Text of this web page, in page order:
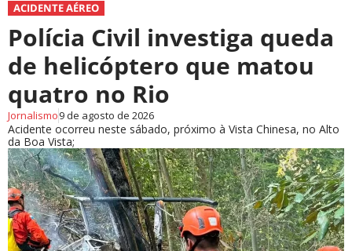
ACIDENTE AÉREO
Polícia Civil investiga queda
de helicóptero que matou
quatro no Rio
Jornalismo9 de agosto de 2026
Acidente ocorreu neste sábado, próximo à Vista Chinesa, no Alto
da Boa Vista;